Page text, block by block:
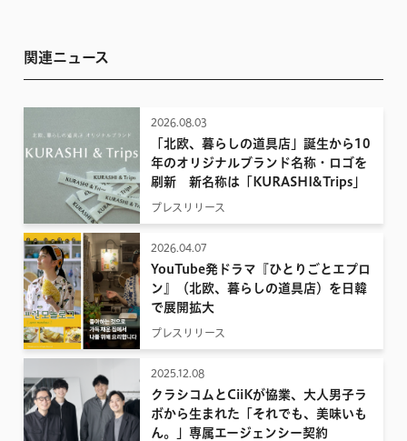
関連ニュース
2026.08.03
「北欧、暮らしの道具店」誕生から10
年のオリジナルブランド名称・ロゴを
刷新 新名称は「KURASHI&Trips」
プレスリリース
2026.04.07
YouTube発ドラマ『ひとりごとエプロ
ン』（北欧、暮らしの道具店）を日韓
で展開拡大
プレスリリース
2025.12.08
クラシコムとCiiKが協業、大人男子ラ
ボから生まれた「それでも、美味いも
ん。」専属エージェンシー契約